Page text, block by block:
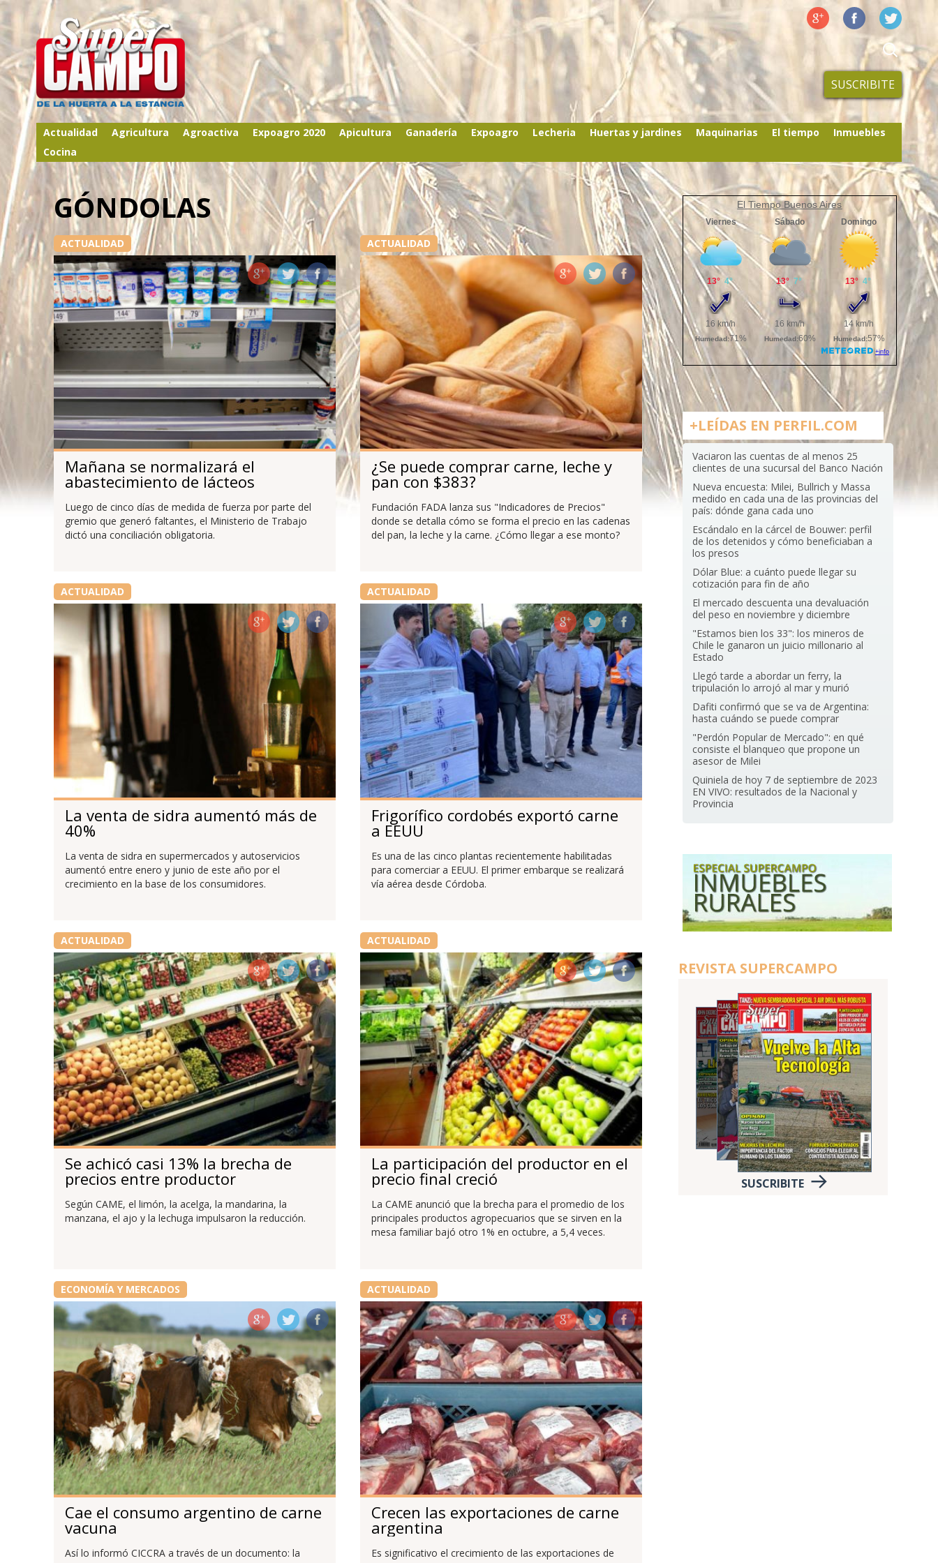
SUSCRIBITE
Actualidad Agricultura Agroactiva Expoagro 2020 Apicultura Ganadería Expoagro Lecheria Huertas y jardines Maquinarias El tiempo
Inmuebles
Cocina
GÓNDOLAS
ACTUALIDAD
Mañana se normalizará el
abastecimiento de lácteos
Luego de cinco días de medida de fuerza por parte del
gremio que generó faltantes, el Ministerio de Trabajo
dictó una conciliación obligatoria.
ACTUALIDAD
¿Se puede comprar carne, leche y
pan con $383?
Fundación FADA lanza sus "Indicadores de Precios"
donde se detalla cómo se forma el precio en las cadenas
del pan, la leche y la carne. ¿Cómo llegar a ese monto?
ACTUALIDAD
La venta de sidra aumentó más de
40%
La venta de sidra en supermercados y autoservicios
aumentó entre enero y junio de este año por el
crecimiento en la base de los consumidores.
ACTUALIDAD
Frigorífico cordobés exportó carne
a EEUU
Es una de las cinco plantas recientemente habilitadas
para comerciar a EEUU. El primer embarque se realizará
vía aérea desde Córdoba.
ACTUALIDAD
Se achicó casi 13% la brecha de
precios entre productor
agropecuario y consumidor
Según CAME, el limón, la acelga, la mandarina, la
manzana, el ajo y la lechuga impulsaron la reducción.
ACTUALIDAD
La participación del productor en el
precio final creció
La CAME anunció que la brecha para el promedio de los
principales productos agropecuarios que se sirven en la
mesa familiar bajó otro 1% en octubre, a 5,4 veces.
ECONOMÍA Y MERCADOS
Cae el consumo argentino de carne
vacuna
Así lo informó CICCRA a través de un documento: la
ACTUALIDAD
Crecen las exportaciones de carne
argentina
Es significativo el crecimiento de las exportaciones de
El Tiempo Buenos Aires
+LEÍDAS EN PERFIL.COM
Vaciaron las cuentas de al menos 25
clientes de una sucursal del Banco Nación
Nueva encuesta: Milei, Bullrich y Massa
medido en cada una de las provincias del
país: dónde gana cada uno
Escándalo en la cárcel de Bouwer: perfil
de los detenidos y cómo beneficiaban a
los presos
Dólar Blue: a cuánto puede llegar su
cotización para fin de año
El mercado descuenta una devaluación
del peso en noviembre y diciembre
"Estamos bien los 33": los mineros de
Chile le ganaron un juicio millonario al
Estado
Llegó tarde a abordar un ferry, la
tripulación lo arrojó al mar y murió
Dafiti confirmó que se va de Argentina:
hasta cuándo se puede comprar
"Perdón Popular de Mercado": en qué
consiste el blanqueo que propone un
asesor de Milei
Quiniela de hoy 7 de septiembre de 2023
EN VIVO: resultados de la Nacional y
Provincia
REVISTA SUPERCAMPO
SUSCRIBITE